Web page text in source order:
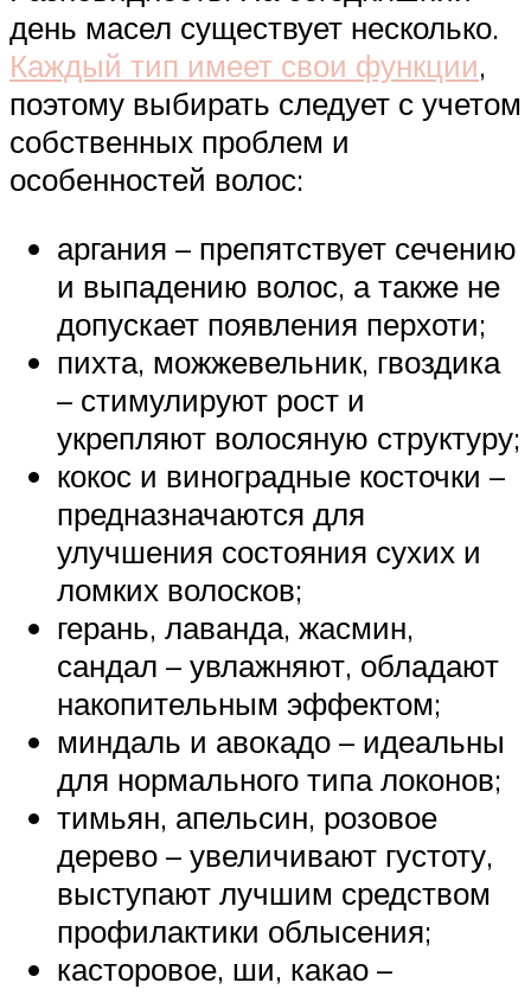
день масел существует несколько.
Каждый тип имеет свои функции,
поэтому выбирать следует с учетом
собственных проблем и
особенностей волос:
аргания – препятствует сечению
и выпадению волос, а также не
допускает появления перхоти;
пихта, можжевельник, гвоздика
– стимулируют рост и
укрепляют волосяную структуру;
кокос и виноградные косточки –
предназначаются для
улучшения состояния сухих и
ломких волосков;
герань, лаванда, жасмин,
сандал – увлажняют, обладают
накопительным эффектом;
миндаль и авокадо – идеальны
для нормального типа локонов;
тимьян, апельсин, розовое
дерево – увеличивают густоту,
выступают лучшим средством
профилактики облысения;
касторовое, ши, какао –